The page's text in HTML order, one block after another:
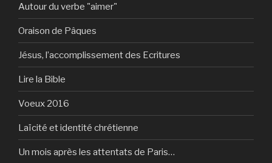
Autour du verbe "aimer"
Oraison de Pâques
Jésus, l’accomplissement des Ecritures
Lire la Bible
Voeux 2016
Laïcité et identité chrétienne
Un mois après les attentats de Paris…